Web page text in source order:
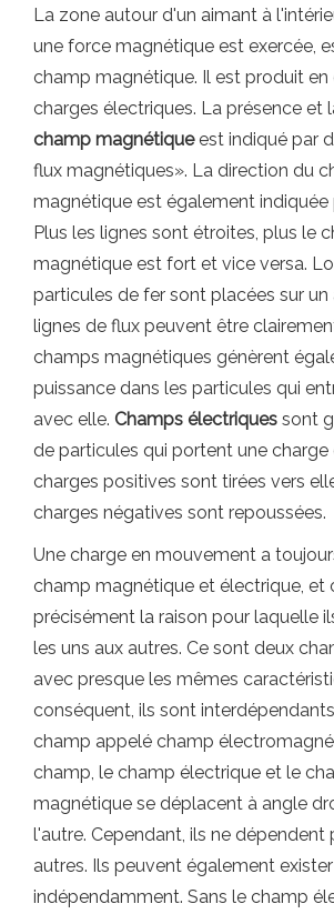
La zone autour d'un aimant à
une force magnétique est exercée,
champ magnétique. Il est produit en
charges électriques. La présence et
champ magnétiqueest indiqué par
flux magnétiques». La direction du
magnétique est également indiquée
Plus les lignes sont étroites, plus le
magnétique est fort et vice versa.
particules de fer sont placées sur un
lignes de flux peuvent être
champs magnétiques génèrent
puissance dans les particules qui
avec elle. Champs électriques sont
de particules qui portent une charge
charges positives sont tirées vers
charges négatives sont repoussées.
Une charge en mouvement a
champ magnétique et électrique, et
précisément la raison pour laquelle
les uns aux autres. Ce sont deux
avec presque les mêmes
conséquent, ils sont
champ appelé champ
champ, le champ électrique et le
magnétique se déplacent à angle
l'autre. Cependant, ils ne dépendent
autres. Ils peuvent également exister
indépendamment. Sans le champ